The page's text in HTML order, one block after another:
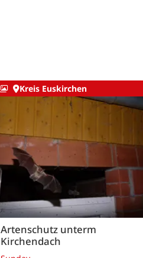
Kreis Euskirchen
Artenschutz unterm
Kirchendach